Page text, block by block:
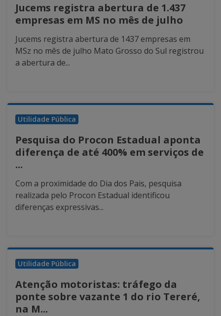
Jucems registra abertura de 1.437
empresas em MS no mês de julho
Jucems registra abertura de 1437 empresas em
MSz no mês de julho Mato Grosso do Sul registrou
a abertura de...
Utilidade Pública
Pesquisa do Procon Estadual aponta
diferença de até 400% em serviços de
...
Com a proximidade do Dia dos Pais, pesquisa
realizada pelo Procon Estadual identificou
diferenças expressivas...
Utilidade Pública
Atenção motoristas: tráfego da
ponte sobre vazante 1 do rio Tereré,
na M...